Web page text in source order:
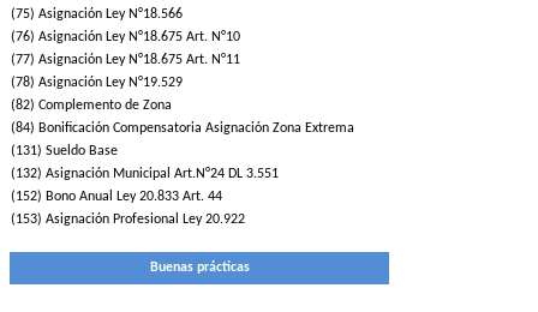
(75) Asignación Ley N°18.566
(76) Asignación Ley N°18.675 Art. N°10
(77) Asignación Ley N°18.675 Art. N°11
(78) Asignación Ley N°19.529
(82) Complemento de Zona
(84) Bonificación Compensatoria Asignación Zona Extrema
(131) Sueldo Base
(132) Asignación Municipal Art.N°24 DL 3.551
(152) Bono Anual Ley 20.833 Art. 44
(153) Asignación Profesional Ley 20.922
Buenas prácticas